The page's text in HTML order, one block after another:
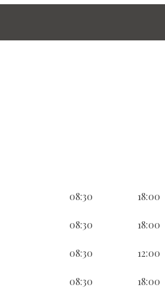
08:30 18:00
08:30 18:00
08:30 12:00
08:30 18:00